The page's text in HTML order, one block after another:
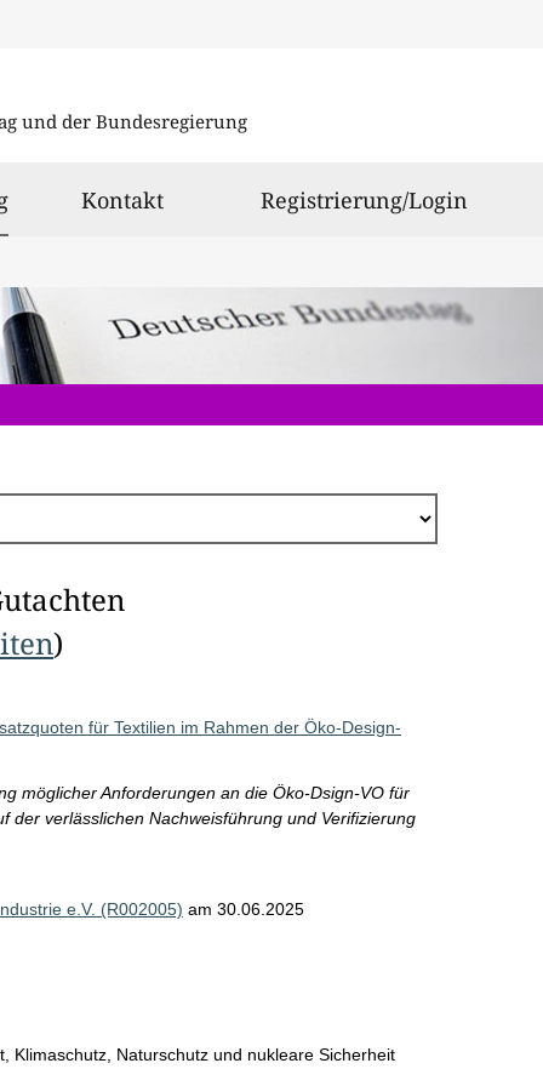
und der Bundesregierung
ausgewählt
Kontakt Registrierung/Login
)
für Textilien im Rahmen der Öko-Design-
möglicher Anforderungen an die Öko-Dsign-VO für
der verlässlichen Nachweisführung und Verifizierung
e.V. (R002005) am 30.06.2025
Klimaschutz, Naturschutz und nukleare Sicherheit